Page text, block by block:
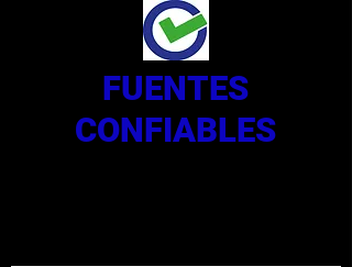
FUENTES
CONFIABLES